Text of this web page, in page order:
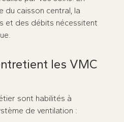
du caisson central, la
et des débits nécessitent
les VMC
sont habilités à
de ventilation :